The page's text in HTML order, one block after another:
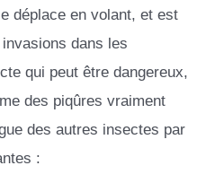
déplace en volant, et est
dans les
qui peut être dangereux,
des piqûres vraiment
des autres insectes par
: